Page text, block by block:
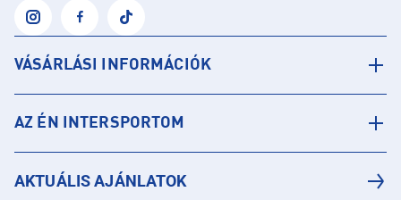
VÁSÁRLÁSI INFORMÁCIÓK
AZ ÉN INTERSPORTOM
AKTUÁLIS AJÁNLATOK